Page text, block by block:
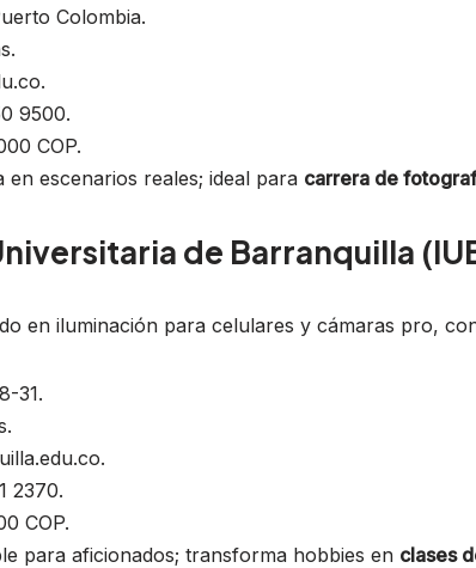
Colombia.
9500.
COP.
en escenarios reales; ideal para carrera de
de Barranquilla
en iluminación para celulares y cámaras pro,
31.
2370.
COP.
para aficionados; transforma hobbies en clases